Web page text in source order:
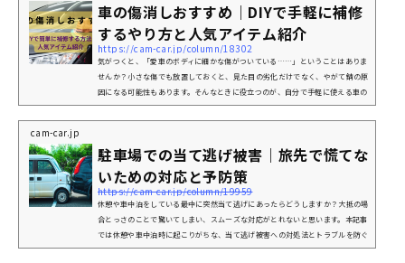
組みです。主な違反や事故で加点される点数は以下の通りです。※同時に交...
車の傷消しおすすめ｜DIYで手軽に補修
するやり方と人気アイテム紹介
https://cam-car.jp/column/18302
気がつくと、「愛車のボディに細かな傷がついている……」ということはありま
せんか？小さな傷でも放置しておくと、見た目の劣化だけでなく、やがて錆の原
因になる可能性もあります。そんなときに役立つのが、自分で手軽に使える車の
傷消し製品です。この記事では、車の傷消しする際に使いやすいアイテムや、傷
の深さや種類に応じたDIY補修方法を詳しく解説します。愛車をきれいに保ちた
Yで補修する際、傷の深さの見極めが欠かせません。塗装は「クリア層」「...
cam-car.jp
駐車場での当て逃げ被害｜旅先で慌てな
いための対応と予防策
https://cam-car.jp/column/19959
休憩や車中泊をしている最中に突然当て逃げにあったらどうしますか？大抵の場
合とっさのことで驚いてしまい、スムーズな対応がとれないと思います。本記事
では休憩や車中泊時に起こりがちな、当て逃げ被害への対処法とトラブルを防ぐ
ためのポイントを解説します。最後まで読むことで駐車場事故の正しい対応が理